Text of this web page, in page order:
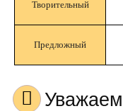
Творительный
Предложный
Уважаемые гости нашего